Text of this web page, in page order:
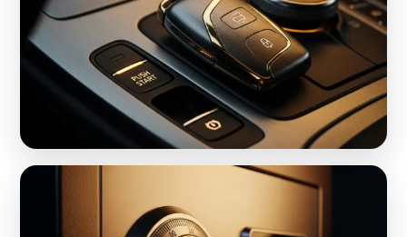
רכבים וקודן